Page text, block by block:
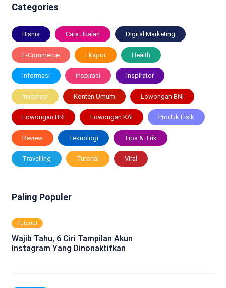
Categories
Bisnis Cara Jualan Digital Marketing
E-Commerce Ekspor Health
Informasi Inspirasi Inspirator
Investasi Konten Umum Lowongan BNI
Lowongan BRI Lowongan KAI Produk Fisik
Review Teknologi Tips & Trik
Travelling Tutorial Viral
Paling Populer
Tutorial
Wajib Tahu, 6 Ciri Tampilan Akun
Instagram Yang Dinonaktifkan